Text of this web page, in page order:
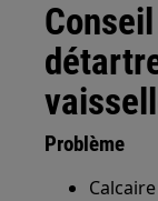
Problème